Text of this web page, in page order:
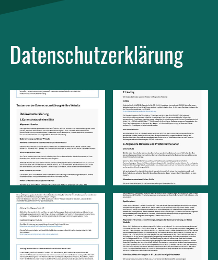
Datenschutzerklärung